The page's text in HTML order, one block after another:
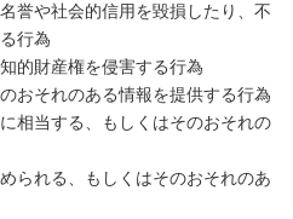
誉や社会的信用を毀損したり、不
行為
的財産権を侵害する行為
おそれのある情報を提供する行為
相当する、もしくはそのおそれの
られる、もしくはそのおそれのあ